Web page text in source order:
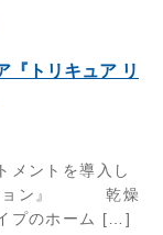
『トリキュア リ
メントを導入し
ジョン』 乾燥
プのホーム […]